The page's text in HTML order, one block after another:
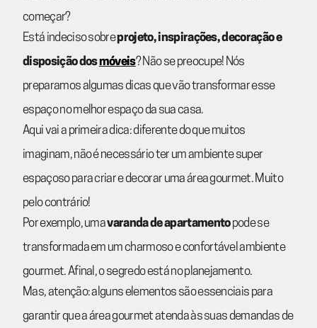
começar?
Está indeciso sobreprojeto, inspirações, decoração e
disposição dosmóveis? Não se preocupe! Nós
preparamos algumas dicas que vão transformar esse
espaço no melhor espaço da sua casa.
Aqui vai a primeira dica: diferente do que muitos
imaginam, não é necessário ter um ambiente super
espaçoso para criar e decorar uma área gourmet. Muito
pelo contrário!
Por exemplo, umavaranda de apartamentopode se
transformada em um charmoso e confortável ambiente
gourmet. Afinal, o segredo está no planejamento.
Mas, atenção: alguns elementos são essenciais para
garantir que a área gourmet atenda às suas demandas de